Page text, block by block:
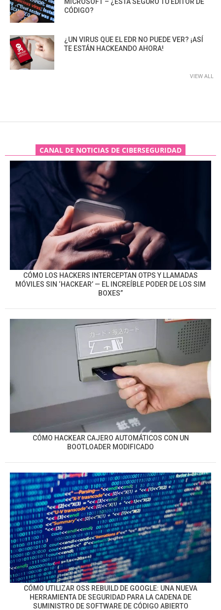
MICROSOFT – ¿ESTÁ SEGURO TU EDITOR DE
CÓDIGO?
¿UN VIRUS QUE EL EDR NO PUEDE VER? ¡ASÍ
TE ESTÁN HACKEANDO AHORA!
VIEW ALL
CANAL DE NOTICIAS DE CIBERSEGURIDAD
CÓMO LOS HACKERS INTERCEPTAN OTPS Y LLAMADAS
MÓVILES SIN ‘HACKEAR’ — EL INCREÍBLE PODER DE LOS SIM
BOXES”
CÓMO HACKEAR CAJERO AUTOMÁTICOS CON UN
BOOTLOADER MODIFICADO
CÓMO UTILIZAR OSS REBUILD DE GOOGLE: UNA NUEVA
HERRAMIENTA DE SEGURIDAD PARA LA CADENA DE
SUMINISTRO DE SOFTWARE DE CÓDIGO ABIERTO